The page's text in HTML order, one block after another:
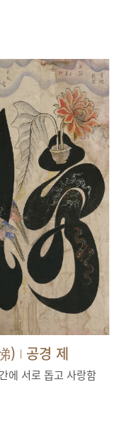
) | 공경 제
에 서로 돕고 사랑함